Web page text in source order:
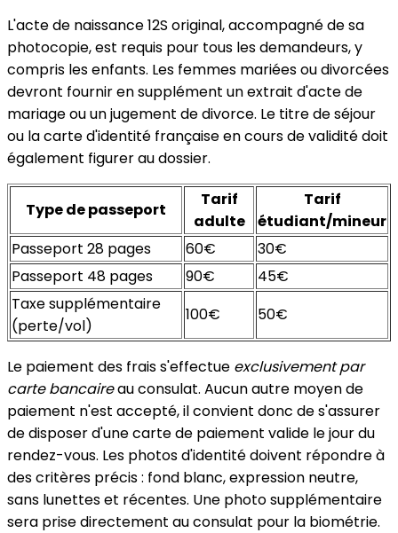
L'acte de naissance 12S original, accompagné de sa
photocopie, est requis pour tous les demandeurs, y
compris les enfants. Les femmes mariées ou divorcées
devront fournir en supplément un extrait d'acte de
mariage ou un jugement de divorce. Le titre de séjour
ou la carte d'identité française en cours de validité doit
également figurer au dossier.
Type de passeport
Tarif
adulte
Tarif
étudiant/mineur
Passeport 28 pages
60€
30€
Passeport 48 pages
90€
45€
Taxe supplémentaire
(perte/vol)
100€ 50€
Le paiement des frais s'effectue exclusivement par
carte bancaireau consulat. Aucun autre moyen de
paiement n'est accepté, il convient donc de s'assurer
de disposer d'une carte de paiement valide le jour du
rendez-vous. Les photos d'identité doivent répondre à
des critères précis : fond blanc, expression neutre,
sans lunettes et récentes. Une photo supplémentaire
sera prise directement au consulat pour la biométrie.